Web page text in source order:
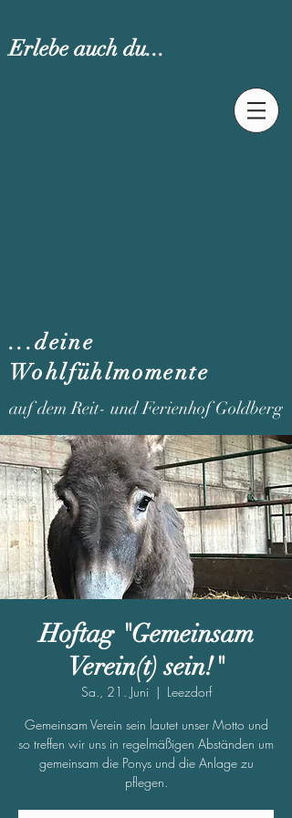
Erlebe auch du...
...deine
Wohlfühlmomente
auf dem Reit- und Ferienhof Goldberg
Hoftag "Gemeinsam
Verein(t) sein!"
Sa., 21. Juni
  |
Leezdorf
Gemeinsam Verein sein lautet unser Motto und
so treffen wir uns in regelmäßigen Abständen um
gemeinsam die Ponys und die Anlage zu
pflegen.